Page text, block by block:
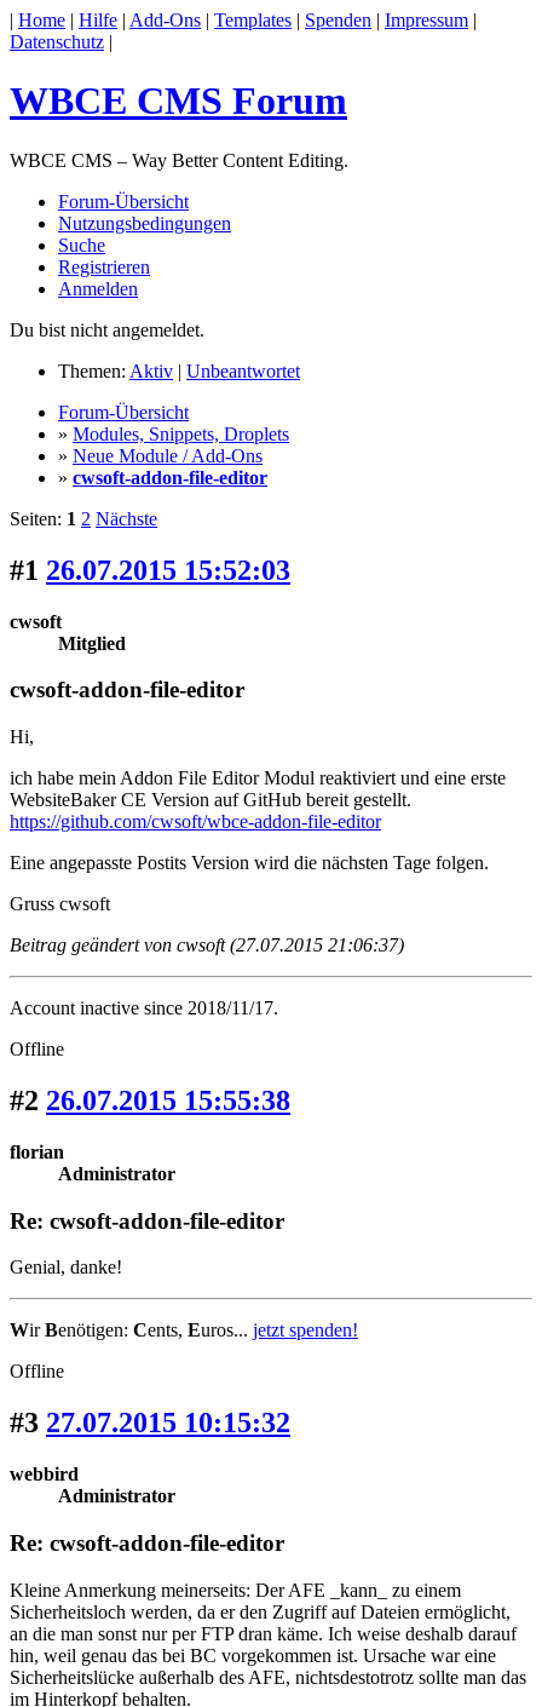
| Home | Hilfe | Add-Ons | Templates | Spenden | Impressum |
Datenschutz |
WBCE CMS Forum
WBCE CMS – Way Better Content Editing.
Forum-Übersicht
Nutzungsbedingungen
Suche
Registrieren
Anmelden
Du bist nicht angemeldet.
Themen: Aktiv | Unbeantwortet
Forum-Übersicht
» Modules, Snippets, Droplets
» Neue Module / Add-Ons
» cwsoft-addon-file-editor
Seiten: 1 2 Nächste
#1 26.07.2015 15:52:03
cwsoft
Mitglied
cwsoft-addon-file-editor
Hi,
ich habe mein Addon File Editor Modul reaktiviert und eine erste
WebsiteBaker CE Version auf GitHub bereit gestellt.
https://github.com/cwsoft/wbce-addon-file-editor
Eine angepasste Postits Version wird die nächsten Tage folgen.
Gruss cwsoft
Beitrag geändert von cwsoft (27.07.2015 21:06:37)
Account inactive since 2018/11/17.
Offline
#2 26.07.2015 15:55:38
florian
Administrator
Re: cwsoft-addon-file-editor
Genial, danke!
WirBenötigen: Cents, Euros... jetzt spenden!
Offline
#3 27.07.2015 10:15:32
webbird
Administrator
Re: cwsoft-addon-file-editor
Kleine Anmerkung meinerseits: Der AFE _kann_ zu einem
Sicherheitsloch werden, da er den Zugriff auf Dateien ermöglicht,
an die man sonst nur per FTP dran käme. Ich weise deshalb darauf
hin, weil genau das bei BC vorgekommen ist. Ursache war eine
Sicherheitslücke außerhalb des AFE, nichtsdestotrotz sollte man das
im Hinterkopf behalten.